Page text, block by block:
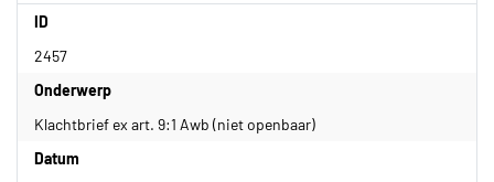
ID
2457
Onderwerp
Klachtbrief ex art. 9:1 Awb (niet openbaar)
Datum